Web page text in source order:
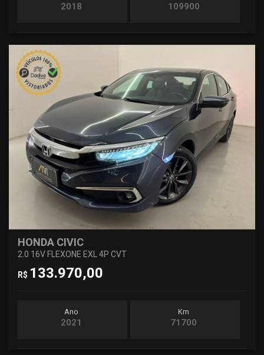
2018 109900
HONDA CIVIC
2.0 16V FLEXONE EXL 4P CVT
R$ 133.970,00
Ano
2021
Km
71700